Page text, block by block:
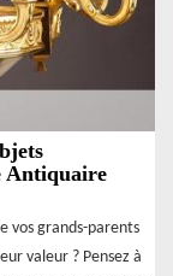
Antiquaire
vos grands-parents
valeur ? Pensez à